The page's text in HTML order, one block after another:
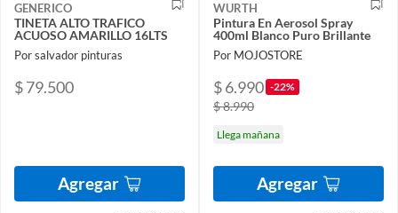
GENERICO
TINETA ALTO TRAFICO
ACUOSO AMARILLO 16LTS
Por salvador pinturas
$ 79.500
Agregar
WURTH
Pintura En Aerosol Spray
400ml Blanco Puro Brillante
Por MOJOSTORE
$ 6.990 -22%
$ 8.990
Llega mañana
Agregar